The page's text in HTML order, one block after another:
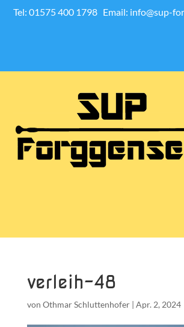
Tel: 01575 400 1798 Email: info@sup-
verleih-48
von Othmar Schluttenhofer| Apr. 2, 2024